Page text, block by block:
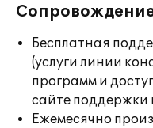
Бесплатная
(услуги линии
программ и
сайте поддержки
Ежемесячно